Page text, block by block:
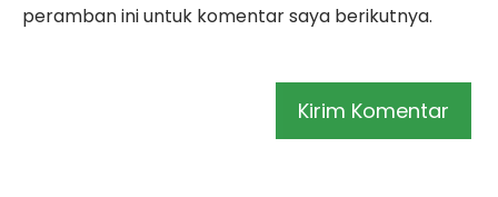
peramban ini untuk komentar saya berikutnya.